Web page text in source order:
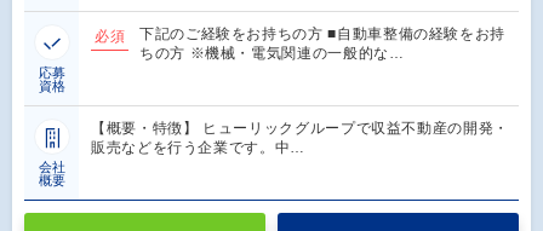
応募
資格
必須
下記のご経験をお持ちの方 ■自動車整備の経験をお持
ちの方 ※機械・電気関連の一般的な…
会社
概要
【概要・特徴】 ヒューリックグループで収益不動産の開発・
販売などを行う企業です。中…